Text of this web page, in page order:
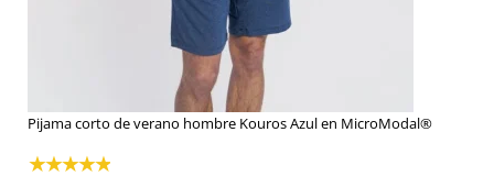
Pijama corto de verano hombre Kouros Azul en MicroModal®